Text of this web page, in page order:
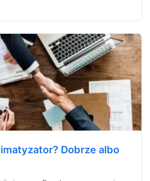
Dobrze albo